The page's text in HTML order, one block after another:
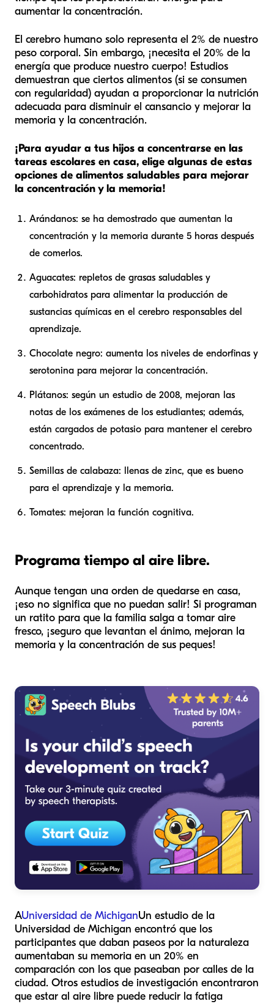
aumentar la concentración.
El cerebro humano solo representa el 2% de nuestro
peso corporal. Sin embargo, ¡necesita el 20% de la
energía que produce nuestro cuerpo! Estudios
demuestran que ciertos alimentos (si se consumen
con regularidad) ayudan a proporcionar la nutrición
adecuada para disminuir el cansancio y mejorar la
memoria y la concentración.
¡Para ayudar a tus hijos a concentrarse en las
tareas escolares en casa, elige algunas de estas
opciones de alimentos saludables para mejorar
la concentración y la memoria!
Arándanos: se ha demostrado que aumentan la
concentración y la memoria durante 5 horas después
de comerlos.
Aguacates: repletos de grasas saludables y
carbohidratos para alimentar la producción de
sustancias químicas en el cerebro responsables del
aprendizaje.
Chocolate negro: aumenta los niveles de endorfinas y
serotonina para mejorar la concentración.
Plátanos: según un estudio de 2008, mejoran las
notas de los exámenes de los estudiantes; además,
están cargados de potasio para mantener el cerebro
concentrado.
Semillas de calabaza: llenas de zinc, que es bueno
para el aprendizaje y la memoria.
Tomates: mejoran la función cognitiva.
Programa tiempo al aire libre.
Aunque tengan una orden de quedarse en casa,
¡eso no significa que no puedan salir! Si programan
un ratito para que la familia salga a tomar aire
fresco, ¡seguro que levantan el ánimo, mejoran la
memoria y la concentración de sus peques!
AUniversidad de MichiganUn estudio de la
Universidad de Michigan encontró que los
participantes que daban paseos por la naturaleza
aumentaban su memoria en un 20% en
comparación con los que paseaban por calles de la
ciudad. Otros estudios de investigación encontraron
que estar al aire libre puede reducir la fatiga